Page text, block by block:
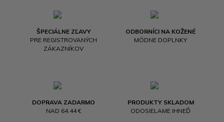
ŠPECIÁLNE ZĽAVY
PRE REGISTROVANÝCH
ZÁKAZNÍKOV
ODBORNÍCI NA KOŽENÉ
MÓDNE DOPLNKY
DOPRAVA ZADARMO
NAD 64.44 €
PRODUKTY SKLADOM
ODOSIELAME IHNEĎ